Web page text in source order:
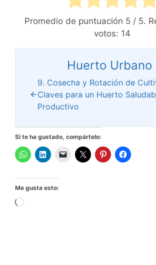
Promedio de puntuación 5 / 5.
votos: 14
Huerto Urbano
9. Cosecha y Rotación de
Claves para un Huerto
Productivo
Si te ha gustado, compártelo:
Me gusta esto:
Cargando...